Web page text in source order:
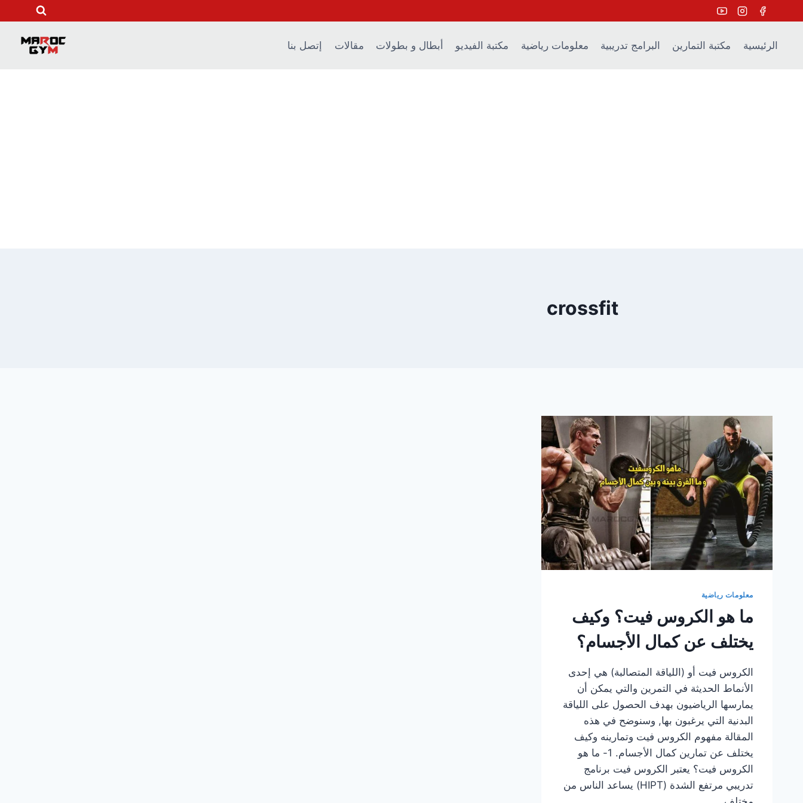
to
contentالرئيسية مكتبة التمارين البرامج تدريبية معلومات رياضية مكتبة الفيديو أبطال و بطولات مقالات إتصل بنا
crossfit
معلومات رياضية
ما هو الكروس فيت؟ وكيف
يختلف عن كمال الأجسام؟
الكروس فيت أو (اللياقة المتصالبة) هي إحدى
الأنماط الحديثة في التمرين والتي يمكن أن
يمارسها الرياضيون بهدف الحصول على اللياقة
البدنية التي يرغبون بها, وسنوضح في هذه
المقالة مفهوم الكروس فيت وتمارينه وكيف
يختلف عن تمارين كمال الأجسام. 1- ما هو
الكروس فيت؟ يعتبر الكروس فيت برنامج
تدريبي مرتفع الشدة (HIPT) يساعد الناس من